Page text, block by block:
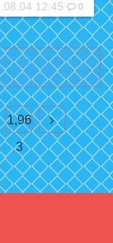
12:45 0
1,96
3
次
へ